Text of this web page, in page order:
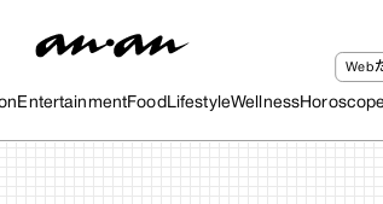
EntertainmentFood LifestyleWellness
Web